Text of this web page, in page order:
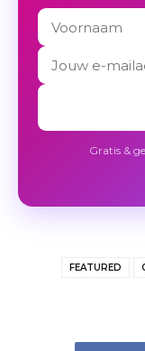
Gratis &
FEATURED